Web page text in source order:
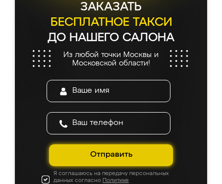
ЗАКАЗАТЬ
БЕСПЛАТНОЕ ТАКСИ
ДО НАШЕГО САЛОНА
Из любой точки Москвы и
Московской области!
Отправить
Я соглашаюсь на передачу персональных
данных согласно Политике